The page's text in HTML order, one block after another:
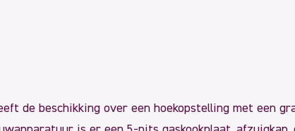
de beschikking over een hoekopstelling met een